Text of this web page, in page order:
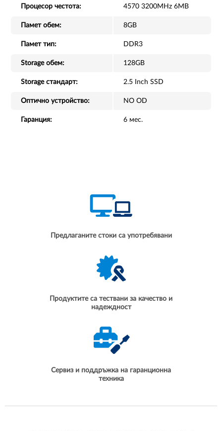
Процесор честота: 4570 3200MHz 6MB
Памет обем: 8GB
Памет тип: DDR3
Storage обем: 128GB
Storage стандарт: 2.5 Inch SSD
Оптично устройство: NO OD
Гаранция: 6 мес.
Предлаганите стоки са употребявани
Продуктите са тествани за качество и
надеждност
Сервиз и поддръжка на гаранционна
техника